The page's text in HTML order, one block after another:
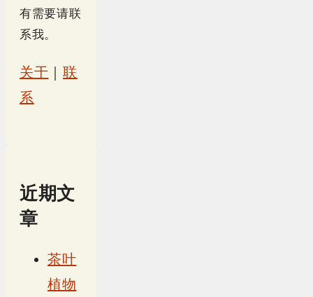
有需要请联
系我。
关于 ｜联
系
近期文
章
茶叶
植物